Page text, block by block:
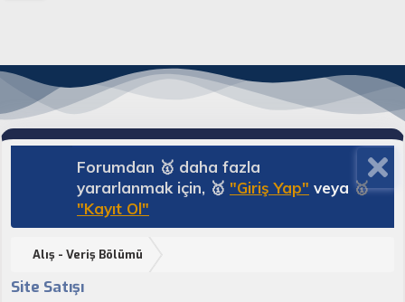
Forumdan 🥇 daha fazla
yararlanmak için, 🥇 "Giriş Yap" veya 🥇
"Kayıt Ol"
Alış - Veriş Bölümü
Site Satışı